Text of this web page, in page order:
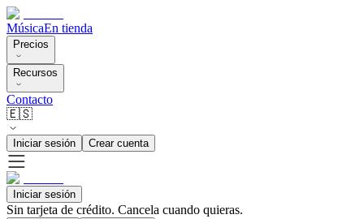
MúsicaEn tienda
Precios
Recursos
Contacto
🇪🇸
Iniciar sesión Crear cuenta
Iniciar sesión
Sin tarjeta de crédito. Cancela cuando quieras.